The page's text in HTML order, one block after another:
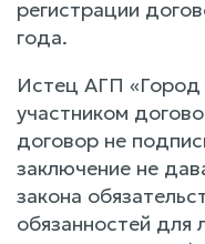
регистрации
года.
Истец АГП «Город
участником
договор не
заключение не
закона
обязанностей для